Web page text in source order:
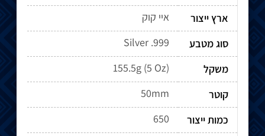
ארץ ייצור
איי קוק
סוג מטבע
Silver .999
משקל
155.5g (5 Oz)
קוטר
50mm
כמות ייצור
650